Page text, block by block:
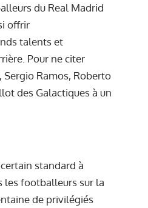
du Real Madrid
offrir
talents et
Pour ne citer
Sergio Ramos, Roberto
des Galactiques à un
standard à
les footballeurs sur la
de privilégiés